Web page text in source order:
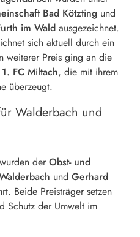
Bad Kötzting und
im Wald ausgezeichnet.
sich aktuell durch ein
weiterer Preis ging an die
FC Miltach, die mit ihrem
überzeugt.
Walderbach und
wurden der Obst- und
und Gerhard
Beide Preisträger setzen
Schutz der Umwelt im